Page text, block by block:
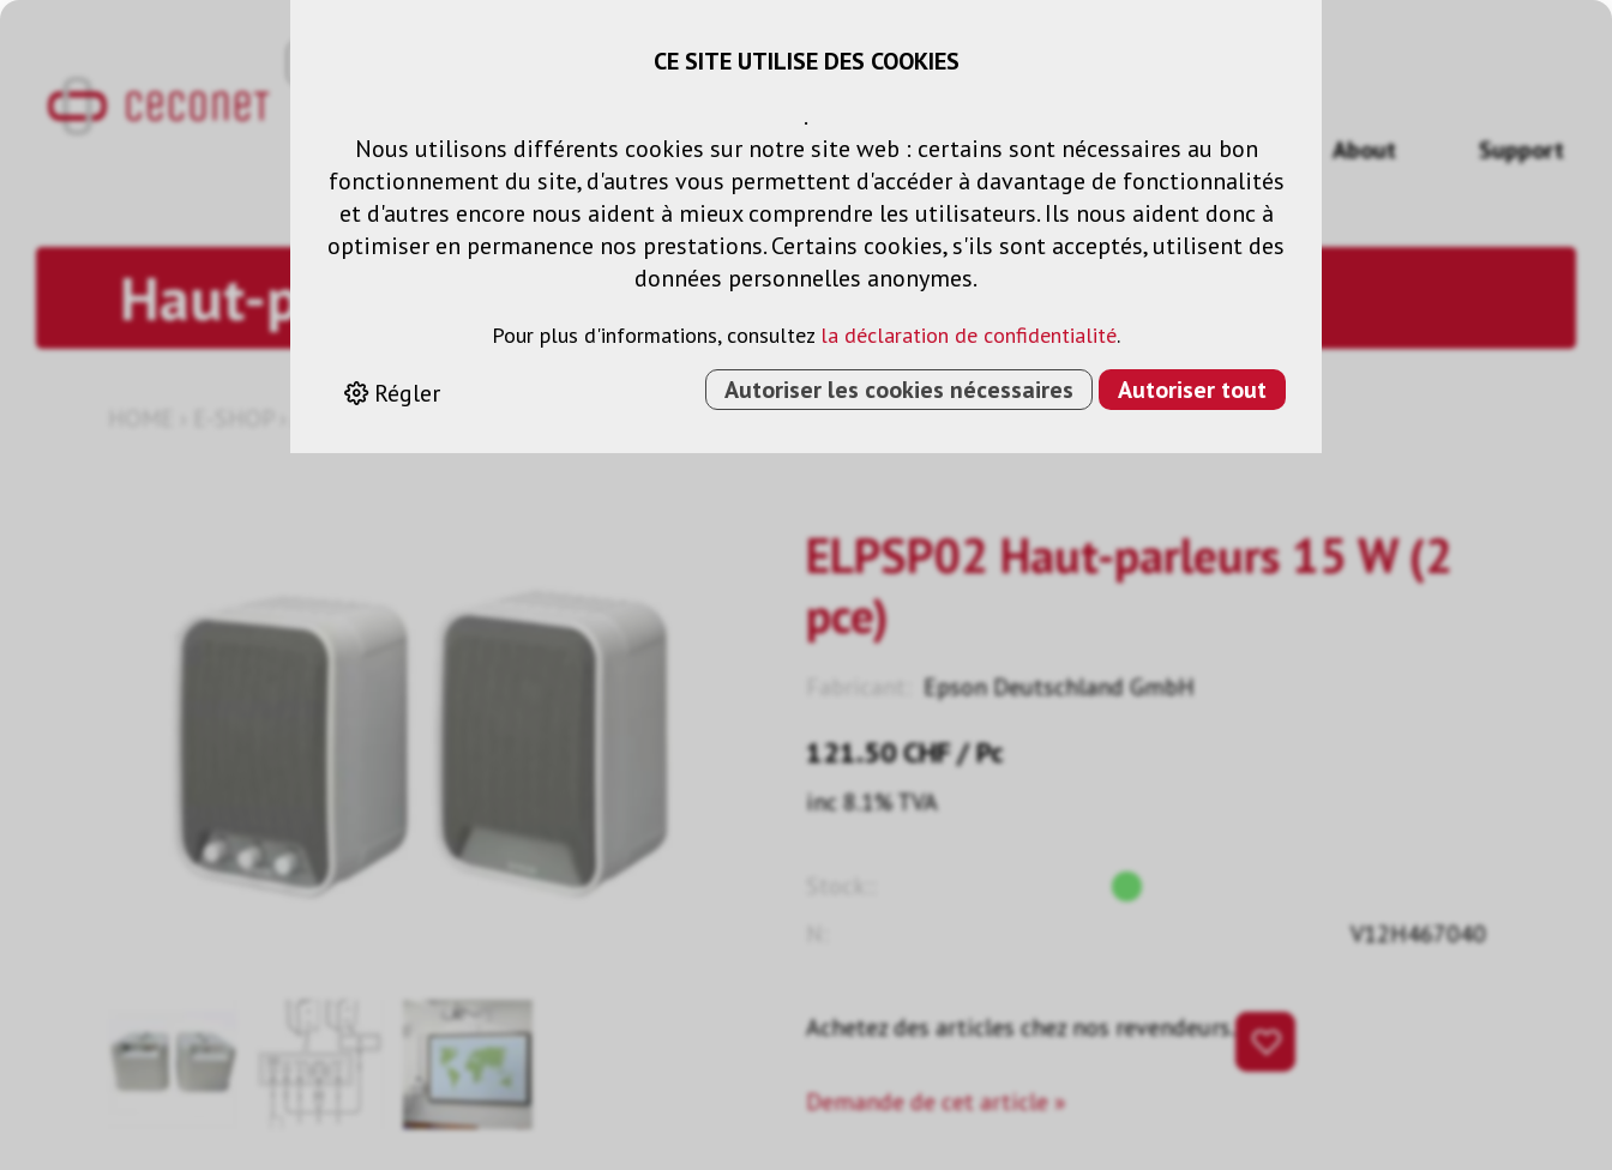
Panier Listes de voeux
Produits Solutions Services Actualités About Support
Haut-parleurs
ELPSP02 HAUT-PARLEURS 15 W (2 PCE)
ELPSP02 Haut-parleurs 15 W (2
pce)
Epson Deutschland GmbH
121.50CHF/ Pc
inc 8.1% TVA
V12H467040
Achetez des articles chez nos revendeurs.
Demande de cet article »
CE SITE UTILISE DES COOKIES
.
Nous utilisons différents cookies sur notre site web : certains sont nécessaires au bon
fonctionnement du site, d'autres vous permettent d'accéder à davantage de fonctionnalités
et d'autres encore nous aident à mieux comprendre les utilisateurs. Ils nous aident donc à
optimiser en permanence nos prestations. Certains cookies, s'ils sont acceptés, utilisent des
données personnelles anonymes.
Pour plus d'informations, consultez la déclaration de confidentialité.
Régler Autoriser les cookies nécessaires Autoriser tout